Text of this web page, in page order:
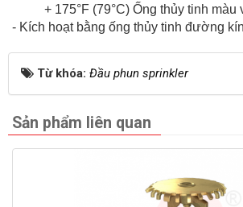
+ 175°F (79°C) Ống thủy tinh màu
- Kích hoạt bằng ống thủy tinh đường
Từ khóa: Đầu phun sprinkler
Sản phẩm liên quan